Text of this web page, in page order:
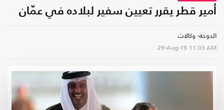
أمير قطر يقرر تعيين سفير لبلاده في عمّان
الدوحة- وكالات
29-Aug-19 11:03 AM